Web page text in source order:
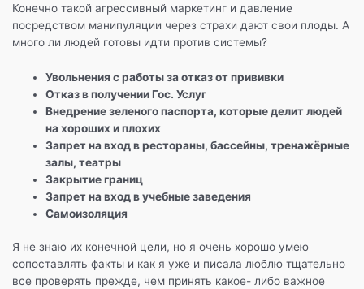
Конечно такой агрессивный маркетинг и давление
посредством манипуляции через страхи дают свои плоды. А
много ли людей готовы идти против системы?
Увольнения с работы за отказ от прививки
Отказ в получении Гос. Услуг
Внедрение зеленого паспорта, которые делит людей
на хороших и плохих
Запрет на вход в рестораны, бассейны, тренажёрные
залы, театры
Закрытие границ
Запрет на вход в учебные заведения
Самоизоляция
Я не знаю их конечной цели, но я очень хорошо умею
сопоставлять факты и как я уже и писала люблю тщательно
все проверять прежде, чем принять какое- либо важное